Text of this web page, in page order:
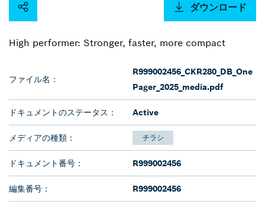
ダウンロード
High performer: Stronger, faster, more compact
ファイル名：
R999002456_CKR280_DB_One
Pager_2025_media.pdf
ドキュメントのステータス： Active
メディアの種類： チラシ
ドキュメント番号： R999002456
編集番号： R999002456